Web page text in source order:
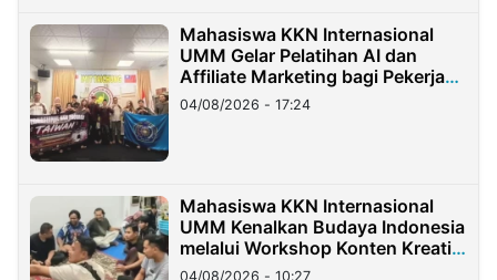
Mahasiswa KKN Internasional
UMM Gelar Pelatihan AI dan
Affiliate Marketing bagi Pekerja
Migran Indonesia di Taiwan
04/08/2026 - 17:24
Mahasiswa KKN Internasional
UMM Kenalkan Budaya Indonesia
melalui Workshop Konten Kreatif
di Taiwan
04/08/2026 - 10:27